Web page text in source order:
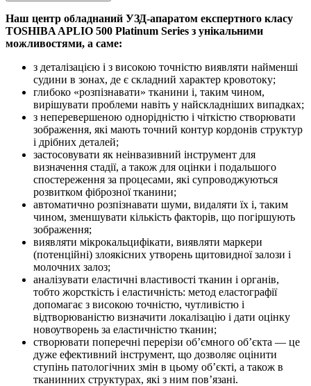
Наш центр обладнаний УЗД-апаратом експертного класу
TOSHIBA APLIO 500 Platinum Series з унікальними
можливостями, а саме:
з деталізацією і з високою точністю виявляти найменші
судини в зонах, де є складний характер кровотоку;
глибоко «розпізнавати» тканини і, таким чином,
вирішувати проблеми навіть у найскладніших випадках;
з неперевершеною однорідністю і чіткістю створювати
зображення, які мають точний контур кордонів структур
і дрібних деталей;
застосовувати як неінвазивний інструмент для
визначення стадії, а також для оцінки і подальшого
спостереження за процесами, які супроводжуються
розвитком фіброзної тканини;
автоматично розпізнавати шуми, видаляти їх і, таким
чином, зменшувати кількість факторів, що погіршують
зображення;
виявляти мікрокальцифікати, виявляти маркери
(потенційні) злоякісних утворень щитовидної залози і
молочних залоз;
аналізувати еластичні властивості тканин і органів,
тобто жорсткість і еластичність: метод еластографії
допомагає з високою точністю, чутливістю і
відтворюваністю визначити локалізацію і дати оцінку
новоутворень за еластичністю тканин;
створювати поперечні перерізи об’ємного об’єкта — це
дуже ефективний інструмент, що дозволяє оцінити
ступінь патологічних змін в цьому об’єкті, а також в
тканинних структурах, які з ним пов’язані.